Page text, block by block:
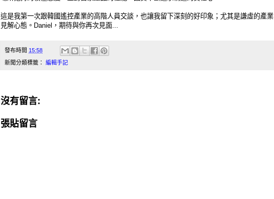
這是我第一次跟韓國遙控產業的高階人員交談，也讓我留下深刻的好印象；尤其是謙虛的產業
見解心態。Daniel，期待與你再次見面...
發布時間 15:58
新聞分類標籤： 編輯手記
沒有留言:
張貼留言